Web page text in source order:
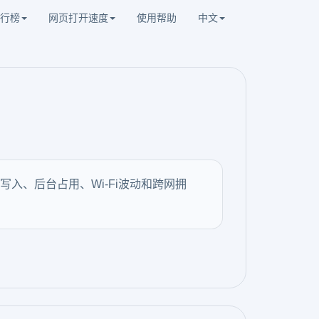
榜 网页打开速度 使用帮助 中文
入、后台占用、Wi-Fi波动和跨网拥